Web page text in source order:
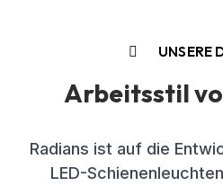
UNSERE
Arbeitsstil
Radians ist auf die
LED-